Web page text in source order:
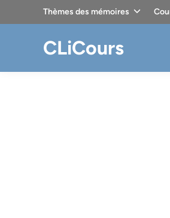
Thèmes des mémoires
CLiCours